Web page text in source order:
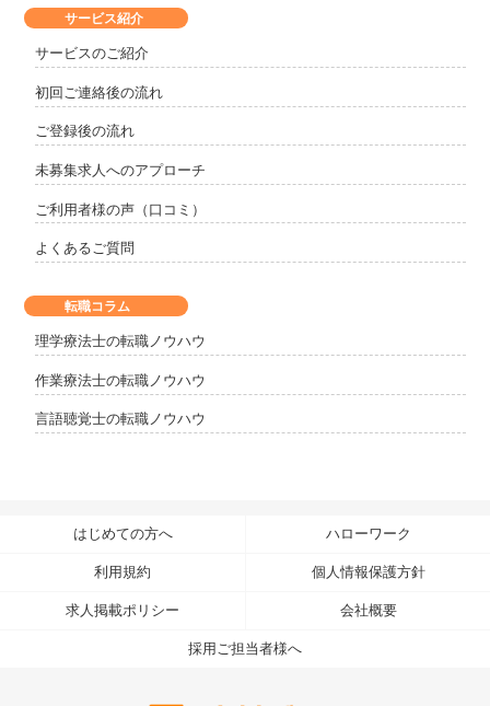
サービス紹介
サービスのご紹介
初回ご連絡後の流れ
ご登録後の流れ
未募集求人へのアプローチ
ご利用者様の声（口コミ）
よくあるご質問
転職コラム
理学療法士の転職ノウハウ
作業療法士の転職ノウハウ
言語聴覚士の転職ノウハウ
はじめての方へ ハローワーク
利用規約 個人情報保護方針
求人掲載ポリシー 会社概要
採用ご担当者様へ